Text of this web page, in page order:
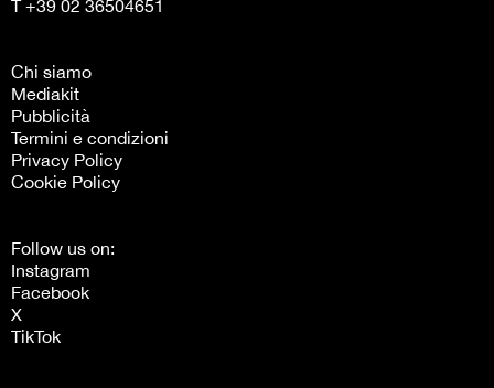
T +39 02 36504651
Chi siamo
Mediakit
Pubblicità
Termini e condizioni
Privacy Policy
Cookie Policy
Follow us on:
Instagram
Facebook
X
TikTok